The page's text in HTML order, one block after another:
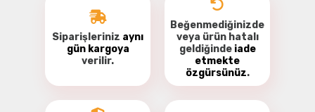
Yorum Yaz
Siparişleriniz aynı
gün kargoya
verilir.
Beğenmediğinizde
veya ürün hatalı
geldiğinde iade
etmekte
özgürsünüz.